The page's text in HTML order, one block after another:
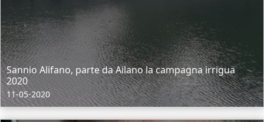
Sannio Alifano, parte da Ailano la campagna irrigua
2020
11-05-2020